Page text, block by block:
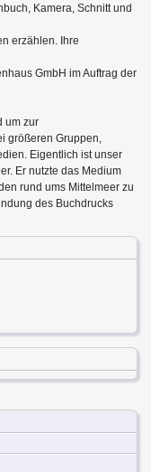
Kamera, Schnitt und
erzählen. Ihre
GmbH im Auftrag der
um zur
größeren Gruppen,
Eigentlich ist unser
Er nutzte das Medium
rund ums Mittelmeer zu
des Buchdrucks